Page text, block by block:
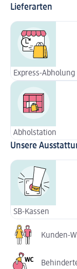
Lieferarten
Express-Abholung
Abholstation
Unsere
SB-Kassen
Kunden-